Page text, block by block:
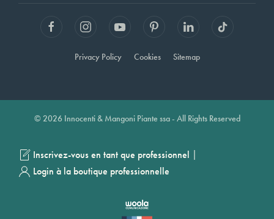
Privacy Policy Cookies Sitemap
© 2026 Innocenti & Mangoni Piante ssa - All Rights Reserved
Inscrivez-vous en tant que professionnel |
Login à la boutique professionnelle